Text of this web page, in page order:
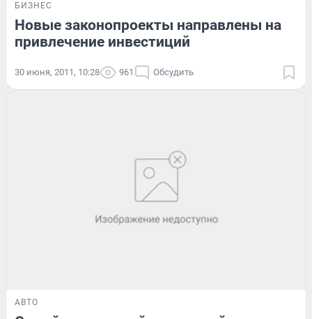
БИЗНЕС
Новые законопроекты направлены на
привлечение инвестиций
30 июня, 2011, 10:28 961 Обсудить
АВТО